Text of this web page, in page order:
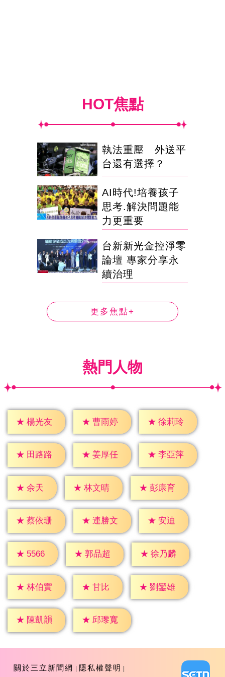
HOT焦點
執法重壓 外送平
台還有選擇？
AI時代!培養孩子
思考.解決問題能
力更重要
台新新光金控淨零
論壇 專家分享永
續治理
更多焦點+
熱門人物
★ 楊光友 ★ 曹雨婷 ★ 徐莉玲
★ 田路路 ★ 姜厚任 ★ 李亞萍
★ 余天 ★ 林文晴 ★ 彭康育
★ 蔡依珊 ★ 連勝文 ★ 安迪
★ 5566 ★ 郭品超 ★ 徐乃麟
★ 林伯實 ★ 甘比 ★ 劉鑾雄
★ 陳凱韻 ★ 邱瓈寬
關於三立新聞網 隱私權聲明